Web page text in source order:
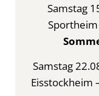
Samstag
Sportheim
Samstag
Eisstockheim